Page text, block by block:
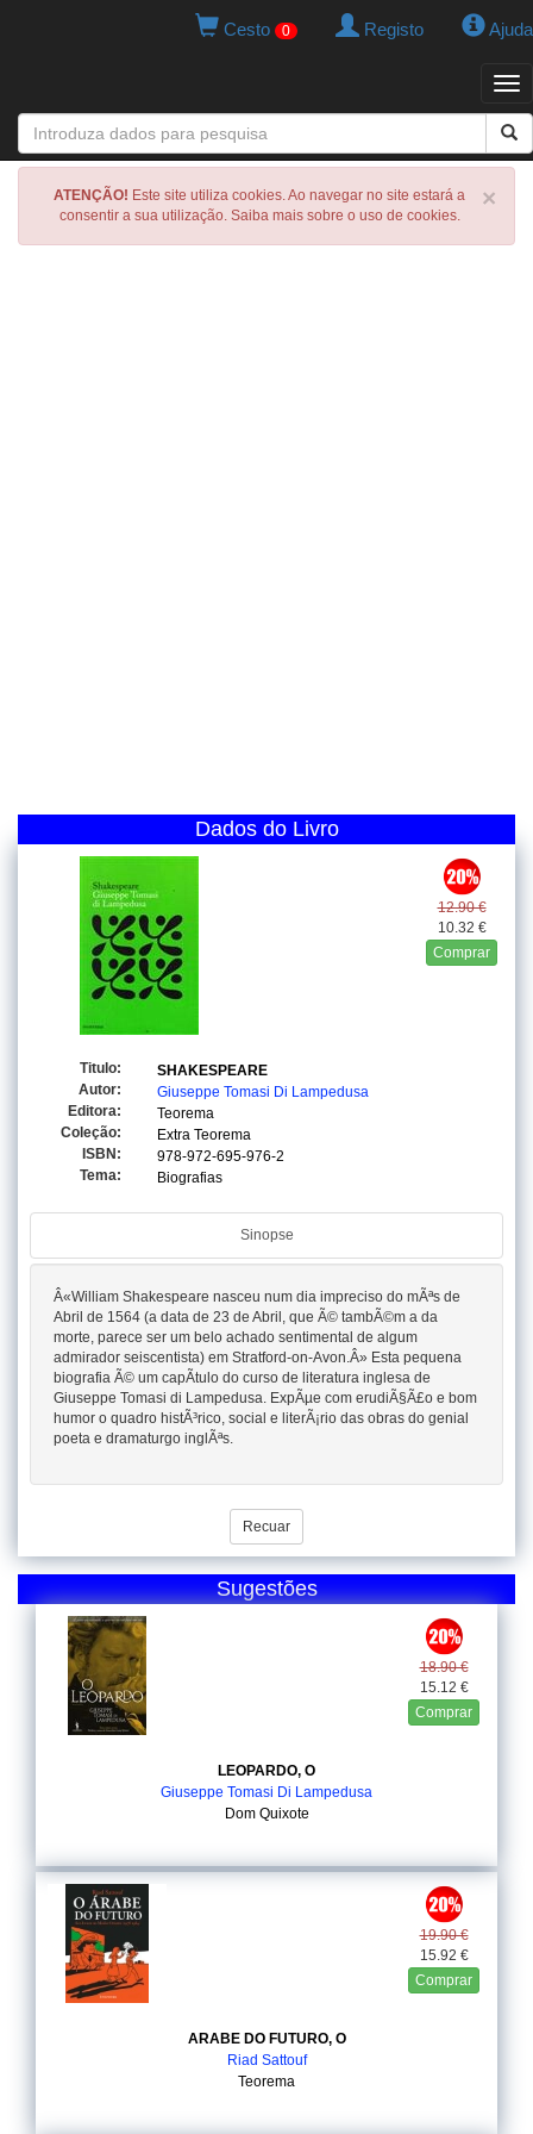
Cesto 0 Registo Ajuda
×
ATENÇÃO! Este site utiliza cookies. Ao navegar no site estará a
consentir a sua utilização. Saiba mais sobre o uso de cookies.
Dados do Livro
12.90 €
10.32 €
Comprar
Titulo:
SHAKESPEARE
Autor:
Giuseppe Tomasi Di Lampedusa
Editora:
Teorema
Coleção:
Extra Teorema
ISBN:
978-972-695-976-2
Tema:
Biografias
Sinopse
Â«William Shakespeare nasceu num dia impreciso do mÃªs de
Abril de 1564 (a data de 23 de Abril, que Ã© tambÃ©m a da
morte, parece ser um belo achado sentimental de algum
admirador seiscentista) em Stratford-on-Avon.Â» Esta pequena
biografia Ã© um capÃ­tulo do curso de literatura inglesa de
Giuseppe Tomasi di Lampedusa. ExpÃµe com erudiÃ§Ã£o e bom
humor o quadro histÃ³rico, social e literÃ¡rio das obras do genial
poeta e dramaturgo inglÃªs.
Recuar
Sugestões
18.90 €
15.12 €
Comprar
LEOPARDO, O
Giuseppe Tomasi Di Lampedusa
Dom Quixote
19.90 €
15.92 €
Comprar
ARABE DO FUTURO, O
Riad Sattouf
Teorema